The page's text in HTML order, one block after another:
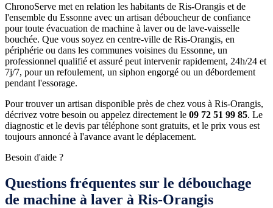
ChronoServe met en relation les habitants de Ris-Orangis et de
l'ensemble du Essonne avec un artisan déboucheur de confiance
pour toute évacuation de machine à laver ou de lave-vaisselle
bouchée. Que vous soyez en centre-ville de Ris-Orangis, en
périphérie ou dans les communes voisines du Essonne, un
professionnel qualifié et assuré peut intervenir rapidement, 24h/24 et
7j/7, pour un refoulement, un siphon engorgé ou un débordement
pendant l'essorage.
Pour trouver un artisan disponible près de chez vous à Ris-Orangis,
décrivez votre besoin ou appelez directement le 09 72 51 99 85. Le
diagnostic et le devis par téléphone sont gratuits, et le prix vous est
toujours annoncé à l'avance avant le déplacement.
Besoin d'aide ?
Questions fréquentes sur le débouchage
de machine à laver à Ris-Orangis